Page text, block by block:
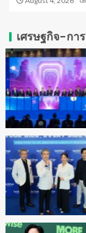
เศรษฐกิจ-กา